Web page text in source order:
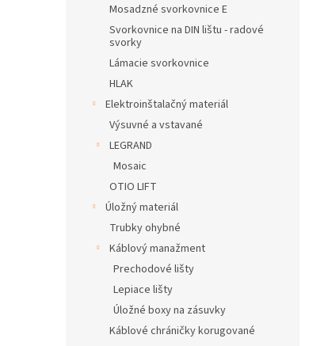
Mosadzné svorkovnice E
Svorkovnice na DIN lištu - radové
svorky
Lámacie svorkovnice
HLAK
Elektroinštalačný materiál
Výsuvné a vstavané
LEGRAND
Mosaic
OTIO LIFT
Úložný materiál
Trubky ohybné
Káblový manažment
Prechodové lišty
Lepiace lišty
Úložné boxy na zásuvky
Káblové chráničky korugované